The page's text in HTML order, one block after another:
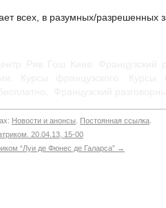
всех, в разумных/разрешенных
Новости и анонсы Постоянная ссылка
20.04.13, 15-00
“Луи де Фюнес де Галарса” →